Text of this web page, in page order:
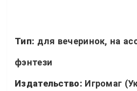
Тип: для вечеринок, на
фэнтези
Издательство: Игромаг